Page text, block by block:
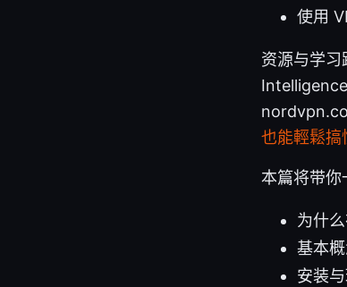
使用
资源与学
也能輕鬆
本篇将带你
为什
基本
安装